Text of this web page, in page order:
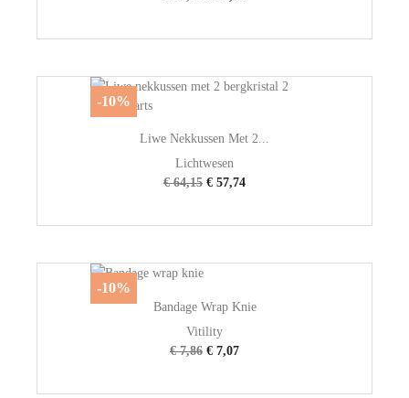
Liwe Nekkussen Met 2...
Lichtwesen
€ 64,15 € 57,74
-10%
Bandage Wrap Knie
Vitility
€ 7,86 € 7,07
-10%